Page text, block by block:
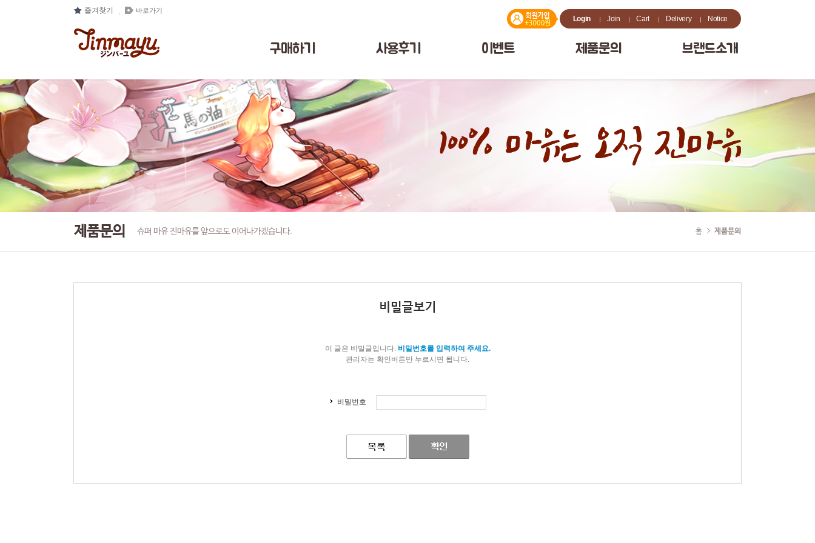
구매하기 사용후기 이벤트 제품문의 브랜드소개
Login Join Cart Delivery Notice
즐겨찾기 바로가기
제품문의 슈퍼 마유 진마유를 앞으로도 이어나가겠습니다. 홈 제품문의
이 글은 비밀글입니다. 비밀번호를 입력하여 주세요.
관리자는 확인버튼만 누르시면 됩니다.
비밀번호